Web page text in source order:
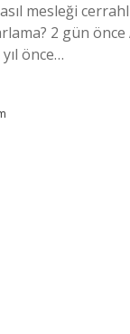
mesleği
2 gün önce
yıl önce…